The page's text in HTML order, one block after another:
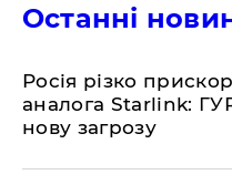
Останні
​Росія різко
аналога Starlink:
нову загрозу